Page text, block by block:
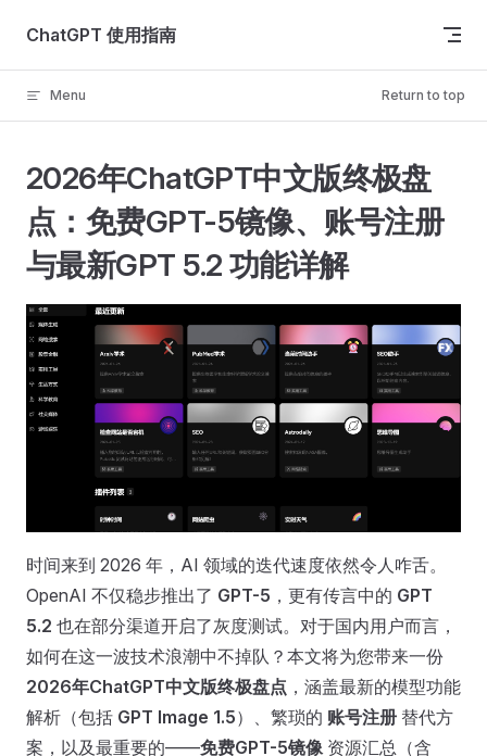
Skip to content
ChatGPT 使用指南
Menu Return to top
2026年ChatGPT中文版终极盘
点：免费GPT-5镜像、账号注册
与最新GPT 5.2 功能详解
时间来到 2026 年，AI 领域的迭代速度依然令人咋舌。
OpenAI 不仅稳步推出了 GPT-5 ，更有传言中的 GPT
5.2 也在部分渠道开启了灰度测试。对于国内用户而言，
如何在这一波技术浪潮中不掉队？本文将为您带来一份
2026年ChatGPT中文版终极盘点 ，涵盖最新的模型功能
解析（包括 GPT Image 1.5）、繁琐的 账号注册 替代方
案，以及最重要的——免费GPT-5镜像资源汇总（含